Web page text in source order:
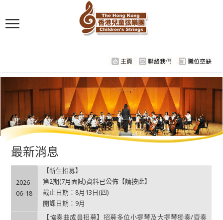
最新消息
2026-
06-18
【新生招募】
第2期(7月面試)資料已公佈【請按此】
截止日期：8月13日(四)
開課日期：9月
【協奏曲成員招募】招募多位小提琴及大提琴獨奏/齊奏